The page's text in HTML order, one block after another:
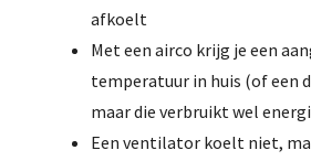
afkoelt
Met een airco krijg je een
temperatuur in huis (of een
maar die verbruikt wel
Een ventilator koelt niet,